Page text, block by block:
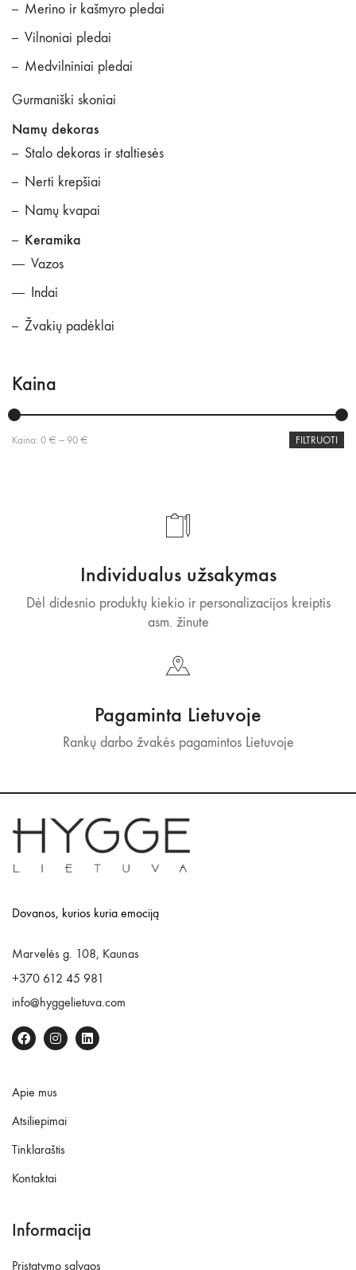
Merino ir kašmyro pledai
Vilnoniai pledai
Medvilniniai pledai
Gurmaniški skoniai
Namų dekoras
Stalo dekoras ir staltiesės
Nerti krepšiai
Namų kvapai
Keramika
Vazos
Indai
Žvakių padėklai
Kaina
Min
Maks
FILTRUOTI
Kaina: 0 € — 90 €
Individualus užsakymas
Dėl didesnio produktų kiekio ir personalizacijos kreiptis
asm. žinute
Pagaminta Lietuvoje
Rankų darbo žvakės pagamintos Lietuvoje
Dovanos, kurios kuria emociją
Marvelės g. 108, Kaunas
+370 612 45 981
info@hyggelietuva.com
Apie mus
Atsiliepimai
Tinklaraštis
Kontaktai
Informacija
Pristatymo sąlygos